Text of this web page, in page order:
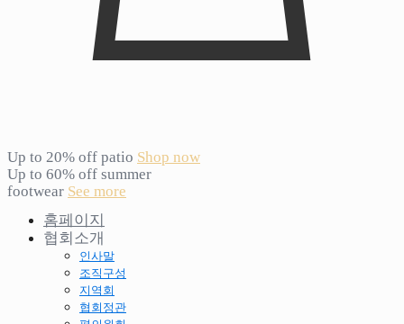
Up to 20% off patio Shop now
Up to 60% off summer
footwear See more
홈페이지
협회소개
인사말
조직구성
지역회
협회정관